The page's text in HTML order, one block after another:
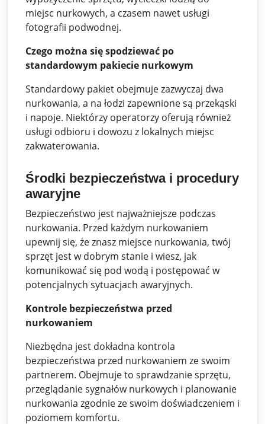
miejsc nurkowych, a czasem nawet usługi
fotografii podwodnej.
Czego można się spodziewać po
standardowym pakiecie nurkowym
Standardowy pakiet obejmuje zazwyczaj dwa
nurkowania, a na łodzi zapewnione są przekąski
i napoje. Niektórzy operatorzy oferują również
usługi odbioru i dowozu z lokalnych miejsc
zakwaterowania.
Środki bezpieczeństwa i procedury
awaryjne
Bezpieczeństwo jest najważniejsze podczas
nurkowania. Przed każdym nurkowaniem
upewnij się, że znasz miejsce nurkowania, twój
sprzęt jest w dobrym stanie i wiesz, jak
komunikować się pod wodą i postępować w
potencjalnych sytuacjach awaryjnych.
Kontrole bezpieczeństwa przed
nurkowaniem
Niezbędna jest dokładna kontrola
bezpieczeństwa przed nurkowaniem ze swoim
partnerem. Obejmuje to sprawdzanie sprzętu,
przeglądanie sygnałów nurkowych i planowanie
nurkowania zgodnie ze swoim doświadczeniem i
poziomem komfortu.